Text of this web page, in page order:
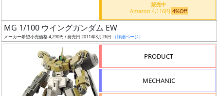
況
売
販売中
Amazon 4,116円 4%Off
MG 1/100 ウイングガンダム EW
メーカー希望小売価格 4,290円 / 発売日 2011年3月26日 （詳細ページ）
PRODUCT
MECHANIC